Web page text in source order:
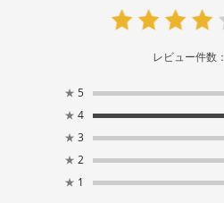
レビュー件数：
★ 5
★ 4
★ 3
★ 2
★ 1